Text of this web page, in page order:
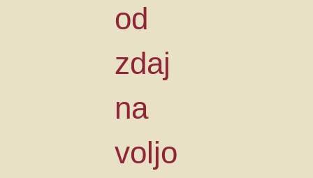
od
zdaj
na
voljo